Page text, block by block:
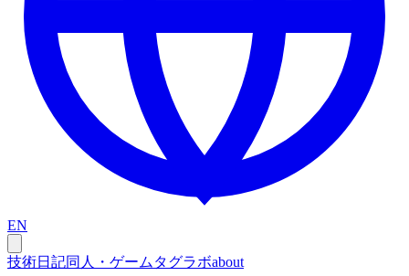
EN
技術日記同人・ゲーム タグラボabout